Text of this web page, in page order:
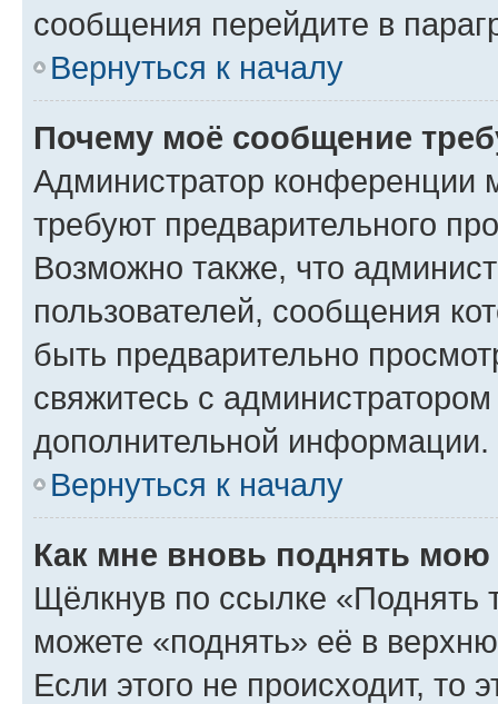
сообщения перейдите в
Вернуться к началу
Почему моё сообщение
Администратор конференции
требуют предварительного
Возможно также, что
пользователей, сообщения
быть предварительно
свяжитесь с
дополнительной информации.
Вернуться к началу
Как мне вновь поднять мою
Щёлкнув по ссылке «Поднять
можете «поднять» её в
Если этого не происходит, то